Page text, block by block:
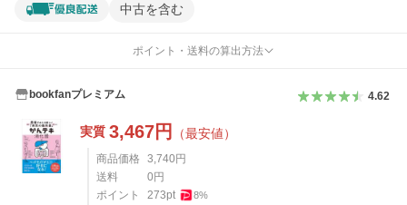
中古を含む
ポイント・送料の算出方法
bookfanプレミアム 4.62
実質 3,467円 （最安値）
商品価格 3,740 円
送料
0 円
ポイント
273pt 8%